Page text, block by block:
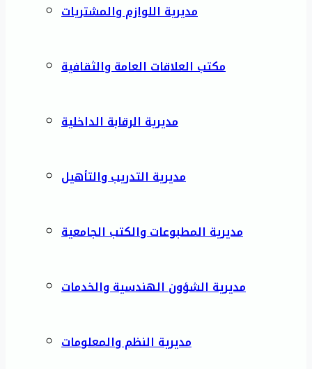
مديرية اللوازم والمشتريات
مكتب العلاقات العامة والثقافية
مديرية الرقابة الداخلية
مديرية التدريب والتأهيل
مديرية المطبوعات والكتب الجامعية
مديرية الشؤون الهندسية والخدمات
مديرية النظم والمعلومات